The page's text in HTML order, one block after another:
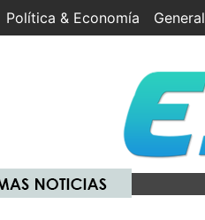
(current)
Política & Economía General